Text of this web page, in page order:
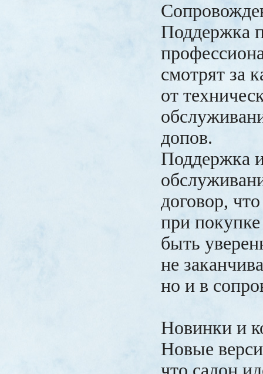
Поддержка
смотрят за
от
допов.
Поддержка
договор,
при
быть
не
но и в
Новинки и
Новые